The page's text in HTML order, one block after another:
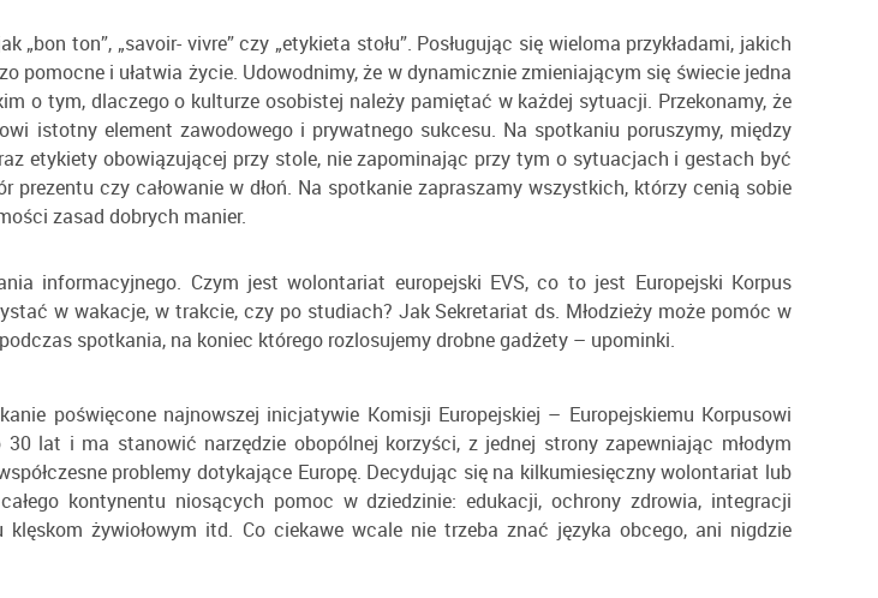
ton”, „savoir- vivre” czy „etykieta stołu”. Posługując się wieloma przykładami, jakich
pomocne i ułatwia życie. Udowodnimy, że w dynamicznie zmieniającym się świecie jedna
o tym, dlaczego o kulturze osobistej należy pamiętać w każdej sytuacji. Przekonamy, że
istotny element zawodowego i prywatnego sukcesu. Na spotkaniu poruszymy, między
etykiety obowiązującej przy stole, nie zapominając przy tym o sytuacjach i gestach być
czy całowanie w dłoń. Na spotkanie zapraszamy wszystkich, którzy cenią sobie
zasad dobrych manier.
informacyjnego. Czym jest wolontariat europejski EVS, co to jest Europejski Korpus
w wakacje, w trakcie, czy po studiach? Jak Sekretariat ds. Młodzieży może pomóc w
spotkania, na koniec którego rozlosujemy drobne gadżety – upominki.
poświęcone najnowszej inicjatywie Komisji Europejskiej – Europejskiemu Korpusowi
lat i ma stanowić narzędzie obopólnej korzyści, z jednej strony zapewniając młodym
problemy dotykające Europę. Decydując się na kilkumiesięczny wolontariat lub
kontynentu niosących pomoc w dziedzinie: edukacji, ochrony zdrowia, integracji
żywiołowym itd. Co ciekawe wcale nie trzeba znać języka obcego, ani nigdzie